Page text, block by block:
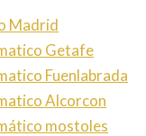
Madrid
Getafe
Fuenlabrada
Alcorcon
mostoles